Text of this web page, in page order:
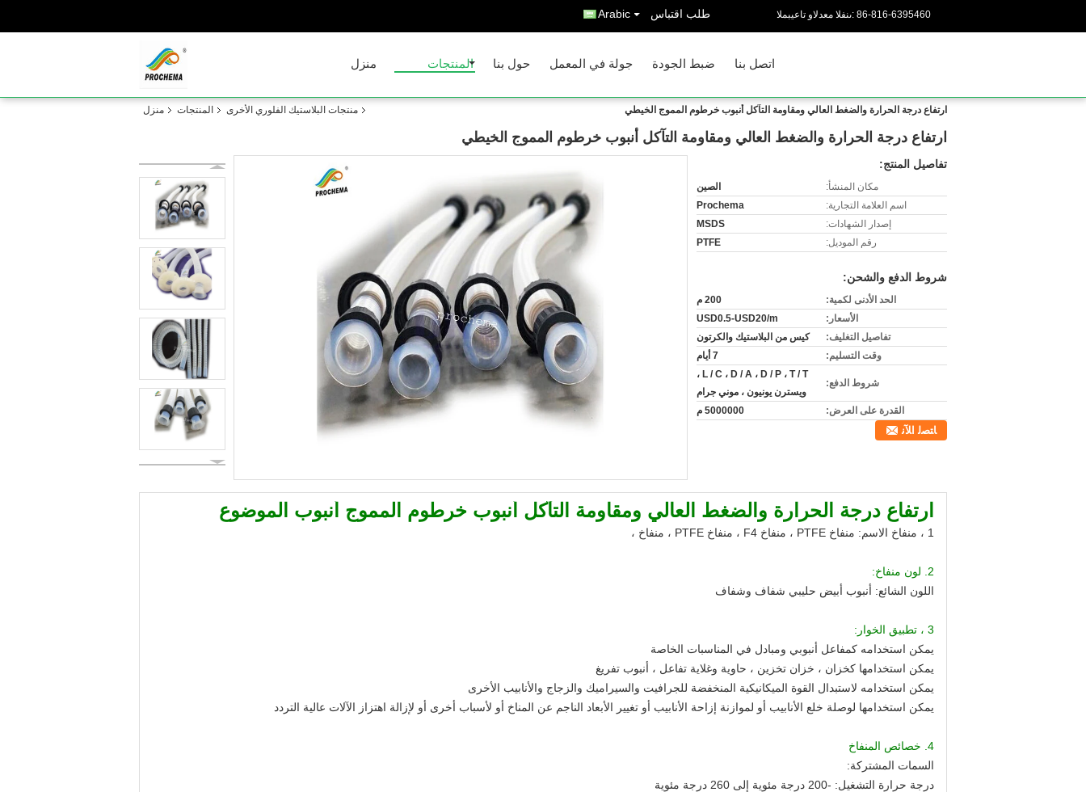
المبيعات والدعم الفنى: 86-816-6395460 طلب اقتباس Arabic
منزل المنتجات حول بنا جولة في المعمل ضبط الجودة اتصل بنا
منزل المنتجات منتجات البلاستيك الفلوري الأخرى ارتفاع درجة الحرارة والضغط العالي ومقاومة التآكل أنبوب خرطوم المموج الخيطي
ارتفاع درجة الحرارة والضغط العالي ومقاومة التآكل أنبوب خرطوم المموج الخيطي
تفاصيل المنتج:
مكان المنشأ:
الصين
اسم العلامة التجارية:
Prochema
إصدار الشهادات:
MSDS
رقم الموديل:
PTFE
شروط الدفع والشحن:
الحد الأدنى لكمية:
200 م
الأسعار:
USD0.5-USD20/m
تفاصيل التغليف:
كيس من البلاستيك والكرتون
وقت التسليم:
7 أيام
شروط الدفع:
L / C ، D / A ، D / P ، T / T ،
ويسترن يونيون ، موني جرام
القدرة على العرض:
5000000 م
ﺎﺘﺼﻟ ﺍﻶﻧ
ارتفاع درجة الحرارة والضغط العالي ومقاومة التآكل أنبوب خرطوم المموج أنبوب الموضوع
1 ، منفاخ الاسم: منفاخ PTFE ، منفاخ F4 ، منفاخ PTFE ، منفاخ ،
2. لون منفاخ:
اللون الشائع: أنبوب أبيض حليبي شفاف وشفاف
3 ، تطبيق الخوار:
يمكن استخدامه كمفاعل أنبوبي ومبادل في المناسبات الخاصة
يمكن استخدامها كخزان ، خزان تخزين ، حاوية وغلاية تفاعل ، أنبوب تفريغ
يمكن استخدامه لاستبدال القوة الميكانيكية المنخفضة للجرافيت والسيراميك والزجاج والأنابيب الأخرى
يمكن استخدامها لوصلة خلع الأنابيب أو لموازنة إزاحة الأنابيب أو تغيير الأبعاد الناجم عن المناخ أو لأسباب أخرى أو لإزالة اهتزاز الآلات عالية التردد
4. خصائص المنفاخ
السمات المشتركة:
درجة حرارة التشغيل: -200 درجة مئوية إلى 260 درجة مئوية